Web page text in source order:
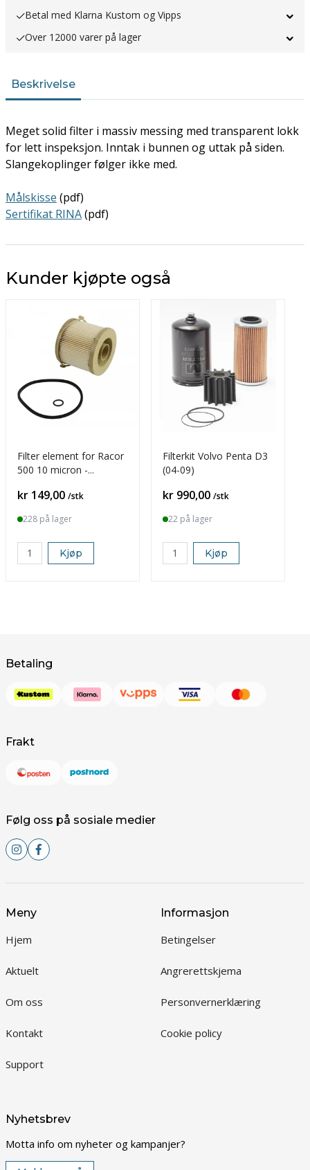
Betal med Klarna Kustom og Vipps
Over 12000 varer på lager
Beskrivelse
Meget solid filter i massiv messing med transparent lokk
for lett inspeksjon. Inntak i bunnen og uttak på siden.
Slangekoplinger følger ikke med.
Målskisse (pdf)
Sertifikat RINA(pdf)
Kunder kjøpte også
Filter element for Racor
500 10 micron -
Pris
kr 149,00 /stk
228 på lager
Kjøp
Filterkit Volvo Penta D3
(04-09)
Pris
kr 990,00 /stk
22 på lager
Kjøp
Betaling
Frakt
Følg oss på sosiale medier
Meny
Hjem
Aktuelt
Om oss
Kontakt
Support
Informasjon
Betingelser
Angrerettskjema
Personvernerklæring
Cookie policy
Nyhetsbrev
Motta info om nyheter og kampanjer?